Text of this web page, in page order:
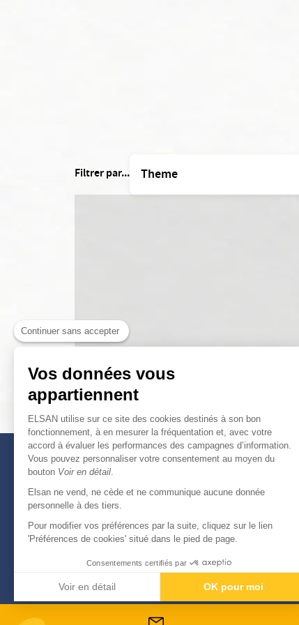
Continuer sans accepter
Vos données vous
appartiennent
ELSAN utilise sur ce site des cookies destinés à son bon
fonctionnement, à en mesurer la fréquentation et, avec votre
accord à évaluer les performances des campagnes d’information.
Vous pouvez personnaliser votre consentement au moyen du
bouton Voir en détail
Elsan ne vend, ne cède et ne communique aucune donnée
personnelle à des tiers.
Pour modifier vos préférences par la suite, cliquez sur le lien
'Préférences de cookies' situé dans le pied de page.
Consentements certifiés par
Voir en détail OK pour moi
Filtrer par...